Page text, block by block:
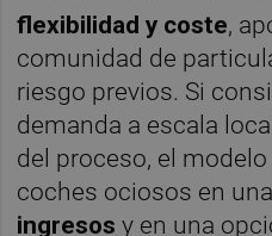
flexibilidad y coste,
comunidad de
riesgo previos. Si
demanda a escala
del proceso, el
coches ociosos en
ingresos y en una